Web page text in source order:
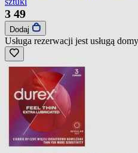
3 49
Dodaj
Usługa rezerwacji jest usługą